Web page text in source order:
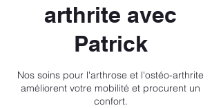
arthrite avec
Patrick
Nos soins pour l'arthrose et l'ostéo-arthrite
améliorent votre mobilité et procurent un
confort.